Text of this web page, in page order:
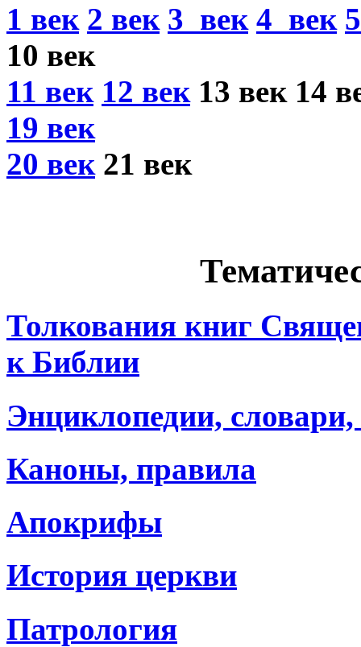
1 век 2 век 3 век 4 век
10 век
11 век 12 век13 век 14
19 век
20 век21 век
Толкования книг
к Библии
Энциклопедии,
Каноны, правила
Апокрифы
История церкви
Патрология